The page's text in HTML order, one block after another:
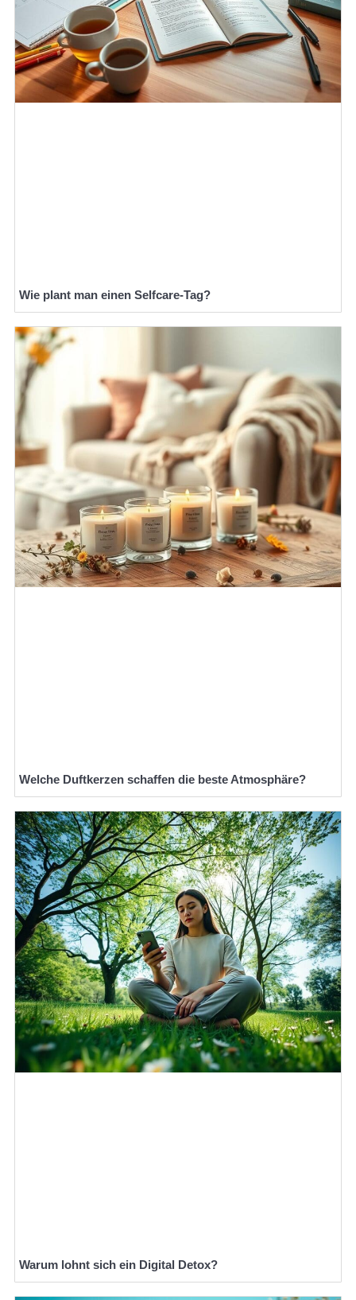
Wie plant man einen Selfcare-Tag?
Welche Duftkerzen schaffen die beste Atmosphäre?
Warum lohnt sich ein Digital Detox?